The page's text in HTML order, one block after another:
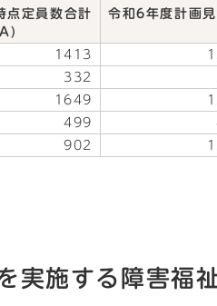
点定員数合計
令和6年度計画
1413
332
1649
499
902
実施する障害福